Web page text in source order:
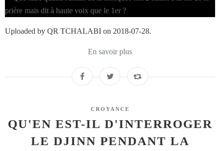
Uploaded by QR TCHALABI on 2018-07-28.
En savoir plus
CROYANCE
QU'EN EST-IL D'INTERROGER
LE DJINN PENDANT LA